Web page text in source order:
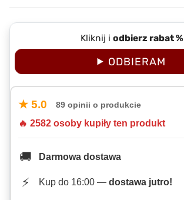
Kliknij i odbierz rabat %
ODBIERAM
★ 5.0 89 opinii o produkcie
🔥 2582 osoby kupiły ten produkt
🚚 Darmowa dostawa
⚡ Kup do 16:00 — dostawa jutro!